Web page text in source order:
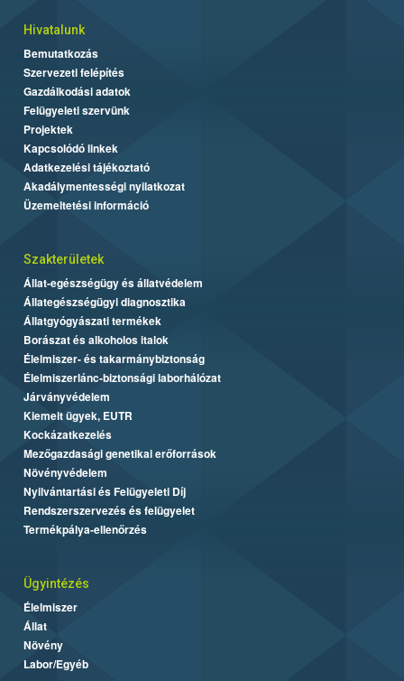
Hivatalunk
Bemutatkozás
Szervezeti felépítés
Gazdálkodási adatok
Felügyeleti szervünk
Projektek
Kapcsolódó linkek
Adatkezelési tájékoztató
Akadálymentességi nyilatkozat
Üzemeltetési információ
Szakterületek
Állat-egészségügy és állatvédelem
Állategészségügyi diagnosztika
Állatgyógyászati termékek
Borászat és alkoholos italok
Élelmiszer- és takarmánybiztonság
Élelmiszerlánc-biztonsági laborhálózat
Járványvédelem
Kiemelt ügyek, EUTR
Kockázatkezelés
Mezőgazdasági genetikai erőforrások
Növényvédelem
Nyilvántartási és Felügyeleti Díj
Rendszerszervezés és felügyelet
Termékpálya-ellenőrzés
Ügyintézés
Élelmiszer
Állat
Növény
Labor/Egyéb